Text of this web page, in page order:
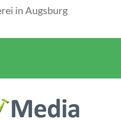
in Augsburg